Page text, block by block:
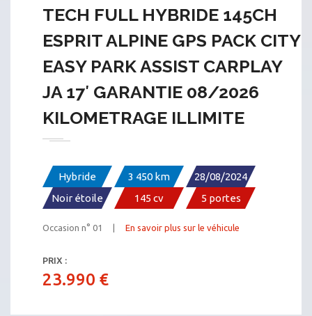
TECH FULL HYBRIDE 145CH
ESPRIT ALPINE GPS PACK CITY
EASY PARK ASSIST CARPLAY
JA 17′ GARANTIE 08/2026
KILOMETRAGE ILLIMITE
Hybride 3 450 km
28/08/2024
Noir étoile
145 cv 5 portes
Occasion n° 01 | En savoir plus sur le véhicule
PRIX :
23.990 €